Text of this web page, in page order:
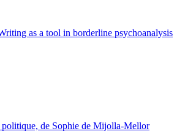
as a tool in borderline psychoanalysis
politique, de Sophie de Mijolla-Mellor